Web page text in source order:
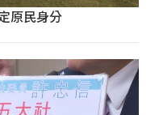
原民身分